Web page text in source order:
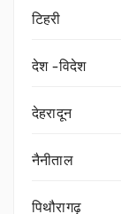
टिहरी
देश -विदेश
देहरादून
नैनीताल
पिथौरागढ़